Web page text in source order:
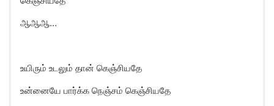
ஆஆஆ…
உயிரும் உடலும் தான் கெஞ்சியதே
உன்னையே பார்க்க நெஞ்சம் கெஞ்சியதே